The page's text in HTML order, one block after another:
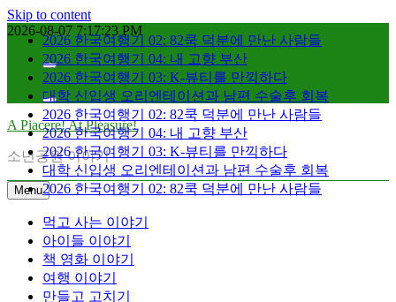
Skip to content
2026-08-07 7:17:23 PM
2026 한국여행기 02: 82쿡 덕분에 만난 사람들
2026 한국여행기 04: 내 고향 부산
2026 한국여행기 03: K-뷰티를 만끽하다
대학 신입생 오리엔테이션과 남편 수술후 회복
2026 한국여행기 02: 82쿡 덕분에 만난 사람들
2026 한국여행기 04: 내 고향 부산
2026 한국여행기 03: K-뷰티를 만끽하다
대학 신입생 오리엔테이션과 남편 수술후 회복
2026 한국여행기 02: 82쿡 덕분에 만난 사람들
A Piacere! At Pleasure!
소년공원 이야기
Menu
먹고 사는 이야기
아이들 이야기
책 영화 이야기
여행 이야기
만들고 고치기